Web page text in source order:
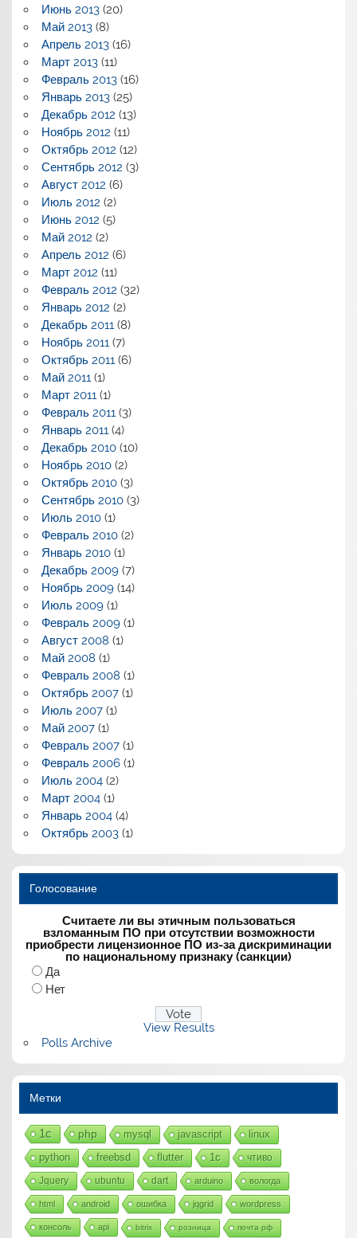
Июнь 2013(20)
Май 2013(8)
Апрель 2013(16)
Март 2013(11)
Февраль 2013(16)
Январь 2013(25)
Декабрь 2012 (13)
Ноябрь 2012 (11)
Октябрь 2012 (12)
Сентябрь 2012 (3)
Август 2012 (6)
Июль 2012 (2)
Июнь 2012 (5)
Май 2012 (2)
Апрель 2012 (6)
Март 2012 (11)
Февраль 2012 (32)
Январь 2012 (2)
Декабрь 2011(8)
Ноябрь 2011(7)
Октябрь 2011(6)
Май 2011(1)
Март 2011(1)
Февраль 2011(3)
Январь 2011(4)
Декабрь 2010(10)
Ноябрь 2010(2)
Октябрь 2010(3)
Сентябрь 2010(3)
Июль 2010(1)
Февраль 2010(2)
Январь 2010(1)
Декабрь 2009(7)
Ноябрь 2009(14)
Июль 2009(1)
Февраль 2009(1)
Август 2008 (1)
Май 2008 (1)
Февраль 2008 (1)
Октябрь 2007(1)
Июль 2007(1)
Май 2007(1)
Февраль 2007(1)
Февраль 2006(1)
Июль 2004(2)
Март 2004(1)
Январь 2004(4)
Октябрь 2003(1)
Голосование
Считаете ли вы этичным пользоваться
взломанным ПО при отсутствии возможности
приобрести лицензионное ПО из-за дискриминации
по национальному признаку (санкции)
Да
Нет
View Results
Polls Archive
Метки
1с php mysql javascript linux
python freebsd flutter 1c чтиво
Jquery ubuntu dart arduino вологда
html android ошибка jqgrid wordpress
консоль api bitrix розница почта рф